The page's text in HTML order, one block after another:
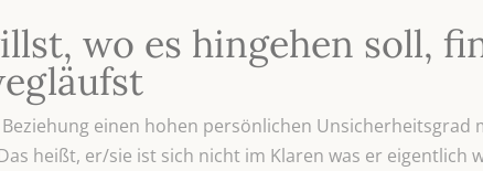
wo es hingehen soll,
einen hohen persönlichen Unsicherheitsgrad
heißt, er/sie ist sich nicht im Klaren was er eigentlich